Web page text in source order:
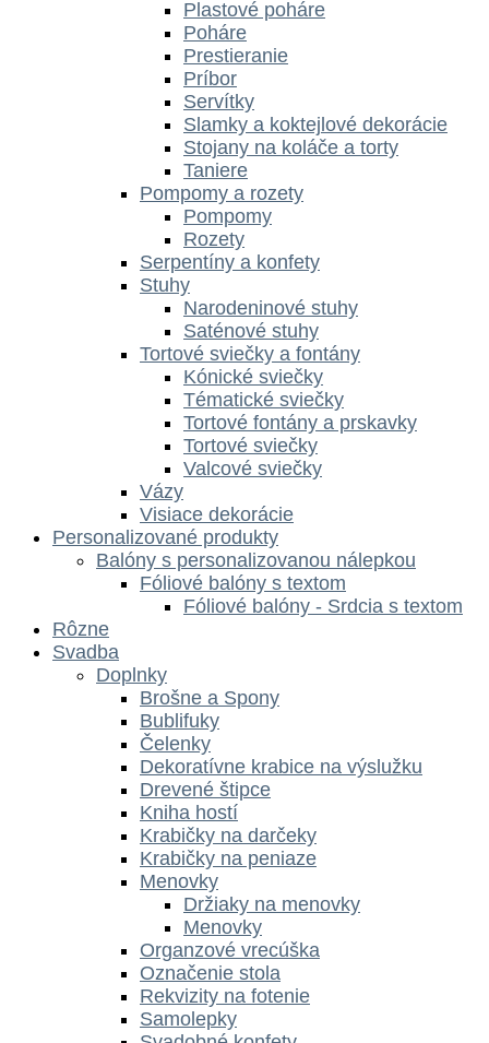
Plastové poháre
Poháre
Prestieranie
Príbor
Servítky
Slamky a koktejlové dekorácie
Stojany na koláče a torty
Taniere
Pompomy a rozety
Pompomy
Rozety
Serpentíny a konfety
Stuhy
Narodeninové stuhy
Saténové stuhy
Tortové sviečky a fontány
Kónické sviečky
Tématické sviečky
Tortové fontány a prskavky
Tortové sviečky
Valcové sviečky
Vázy
Visiace dekorácie
Personalizované produkty
Balóny s personalizovanou nálepkou
Fóliové balóny s textom
Fóliové balóny - Srdcia s textom
Rôzne
Svadba
Doplnky
Brošne a Spony
Bublifuky
Čelenky
Dekoratívne krabice na výslužku
Drevené štipce
Kniha hostí
Krabičky na darčeky
Krabičky na peniaze
Menovky
Držiaky na menovky
Menovky
Organzové vrecúška
Označenie stola
Rekvizity na fotenie
Samolepky